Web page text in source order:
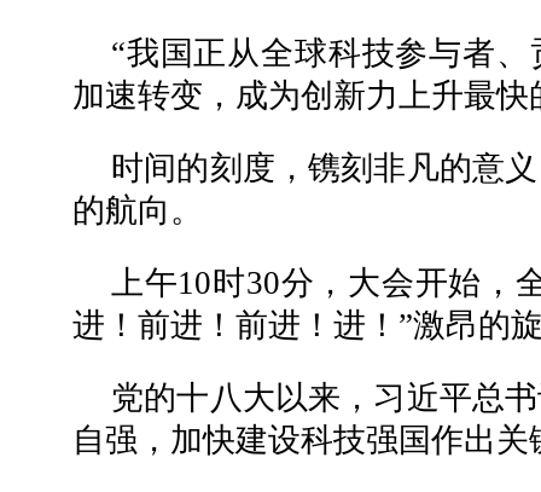
“我国正从全球科技参与者
加速转变，成为创新力上升最快
时间的刻度，镌刻非凡的意
的航向。
上午10时30分，大会开始，
进！前进！前进！进！”激昂的
党的十八大以来，习近平总
自强，加快建设科技强国作出